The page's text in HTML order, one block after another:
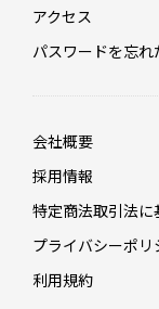
アクセス
パスワードを忘れ
会社概要
採用情報
特定商法取引法に
プライバシーポリ
利用規約